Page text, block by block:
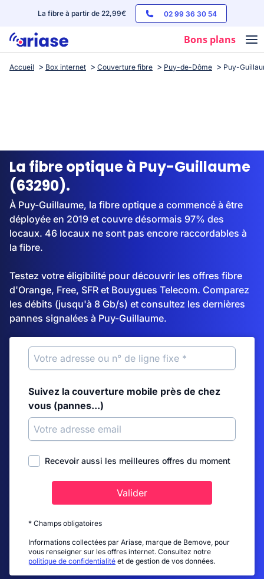
La fibre à partir de 22,99€ 02 99 36 30 54
Bons plans
Box internet
Streaming
Accueil Box internet Couverture fibre Puy-de-Dôme Puy-
La fibre optique à Puy-Guillaume
(63290).
À Puy-Guillaume, la fibre optique a commencé à être
déployée en 2019 et couvre désormais 97% des
locaux. 46 locaux ne sont pas encore raccordables à
la fibre.
Testez votre éligibilité pour découvrir les offres fibre
d'Orange, Free, SFR et Bouygues Telecom. Comparez
les débits (jusqu'à 8 Gb/s) et consultez les dernières
pannes signalées à Puy-Guillaume.
Suivez la couverture mobile près de chez
vous (pannes...)
Recevoir aussi les meilleures offres du moment
Valider
* Champs obligatoires
Informations collectées par Ariase, marque de Bemove, pour
vous renseigner sur les offres internet. Consultez notre
politique de confidentialité et de gestion de vos données.